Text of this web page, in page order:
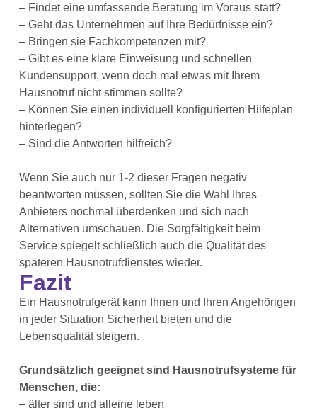
– Findet eine umfassende Beratung im Voraus statt?
– Geht das Unternehmen auf Ihre Bedürfnisse ein?
– Bringen sie Fachkompetenzen mit?
– Gibt es eine klare Einweisung und schnellen
Kundensupport, wenn doch mal etwas mit Ihrem
Hausnotruf nicht stimmen sollte?
– Können Sie einen individuell konfigurierten Hilfeplan
hinterlegen?
– Sind die Antworten hilfreich?
Wenn Sie auch nur 1-2 dieser Fragen negativ
beantworten müssen, sollten Sie die Wahl Ihres
Anbieters nochmal überdenken und sich nach
Alternativen umschauen. Die Sorgfältigkeit beim
Service spiegelt schließlich auch die Qualität des
späteren Hausnotrufdienstes wieder.
Fazit
Ein Hausnotrufgerät kann Ihnen und Ihren Angehörigen
in jeder Situation Sicherheit bieten und die
Lebensqualität steigern.
Grundsätzlich geeignet sind Hausnotrufsysteme für
Menschen, die:
– älter sind und alleine leben